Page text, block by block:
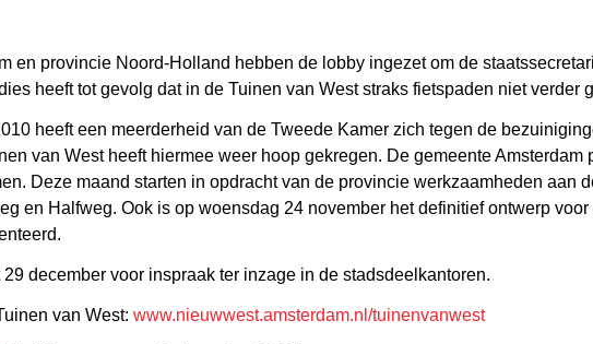
en provincie Noord-Holland hebben de lobby ingezet om de
heeft tot gevolg dat in de Tuinen van West straks fietspaden niet verder
heeft een meerderheid van de Tweede Kamer zich tegen de
van West heeft hiermee weer hoop gekregen. De gemeente
Deze maand starten in opdracht van de provincie werkzaamheden aan
en Halfweg. Ook is op woensdag 24 november het definitief ontwerp
december voor inspraak ter inzage in de stadsdeelkantoren.
van West: www.nieuwwest.amsterdam.nl/tuinenvanwest